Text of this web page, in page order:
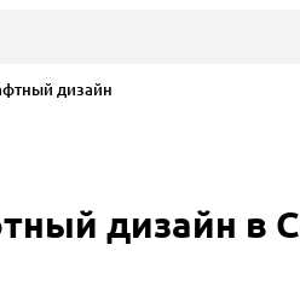
дизайн
дизайн в